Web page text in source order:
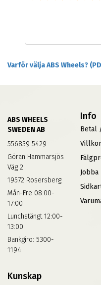
Varför välja ABS Wheels?
ABS WHEELS
SWEDEN AB
556839 5429
Göran Hammarsjös
Väg 2
19572 Rosersberg
Mån-Fre 08:00-
17:00
Lunchstängt 12:00-
13:00
Bankgiro: 5300-
1194
Info
Betal
Villkor
Jobba
Kunskap